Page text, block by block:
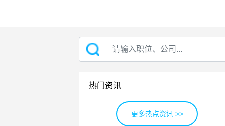
热门资讯
更多热点资讯 >>